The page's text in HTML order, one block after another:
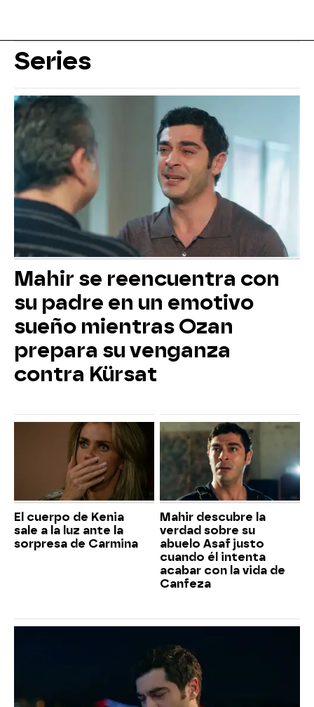
Series
Mahir se reencuentra con
su padre en un emotivo
sueño mientras Ozan
prepara su venganza
contra Kürsat
El cuerpo de Kenia
sale a la luz ante la
sorpresa de Carmina
Mahir descubre la
verdad sobre su
abuelo Asaf justo
cuando él intenta
acabar con la vida de
Canfeza